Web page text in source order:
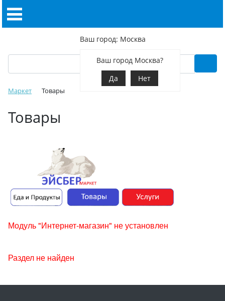
Ваш город: Москва
Ваш город Москва?
Да
Нет
Маркет Товары
Товары
Модуль "Интернет-магазин" не установлен
Раздел не найден